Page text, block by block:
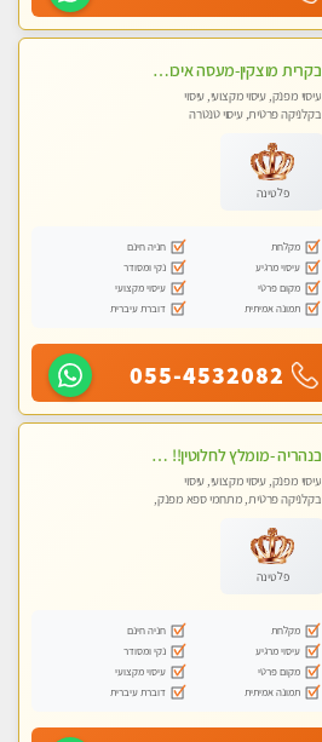
בקרית מוצקין-מעסה איכותית מקצועית ומפנקת בקריות
עיסוי מפנק, עיסוי מקצועי, עיסוי
בקלניקה פרטית, עיסוי טנטרה
פלטינה
מקלחת
חניה חינם
עיסוי מרגיע
נקי ומסודר
מקום פרטי
עיסוי מקצועי
תמונה אמיתית
דוברת עיברית
055-4532082
בנהריה -מומלץ לחלוטין!! מעסה יפה איכותית מקצועית ומפנקת מאוד פרטי מומלץ בחום
עיסוי מפנק, עיסוי מקצועי, עיסוי
בקלניקה פרטית, מתחמי ספא מפנק,
פלטינה
מקלחת
חניה חינם
עיסוי מרגיע
נקי ומסודר
מקום פרטי
עיסוי מקצועי
תמונה אמיתית
דוברת עיברית